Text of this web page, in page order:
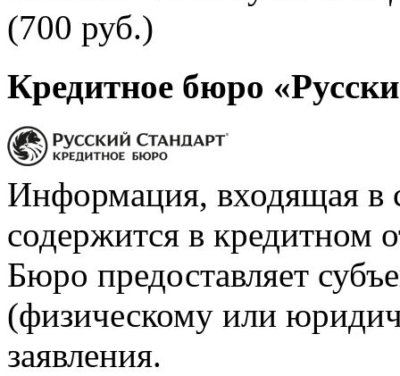
(700 руб.)
Кредитное бюро
Информация, входящая в
содержится в кредитном
Бюро предоставляет
(физическому или
заявления.